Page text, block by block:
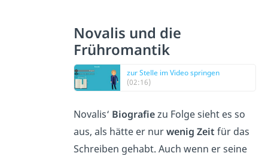
Novalis und die
Frühromantik
zur Stelle im Video springen
(02:16)
Novalis‘ Biografiezu Folge sieht es so
aus, als hätte er nurwenig Zeit für das
Schreiben gehabt. Auch wenn er seine